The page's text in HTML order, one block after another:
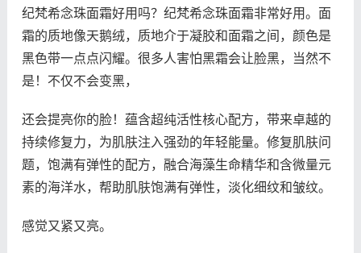
纪梵希念珠面霜好用吗？纪梵希念珠面霜非常好用。面
霜的质地像天鹅绒，质地介于凝胶和面霜之间，颜色是
黑色带一点点闪耀。很多人害怕黑霜会让脸黑，当然不
是！不仅不会变黑，
还会提亮你的脸！蕴含超纯活性核心配方，带来卓越的
持续修复力，为肌肤注入强劲的年轻能量。修复肌肤问
题，饱满有弹性的配方，融合海藻生命精华和含微量元
素的海洋水，帮助肌肤饱满有弹性，淡化细纹和皱纹。
感觉又紧又亮。